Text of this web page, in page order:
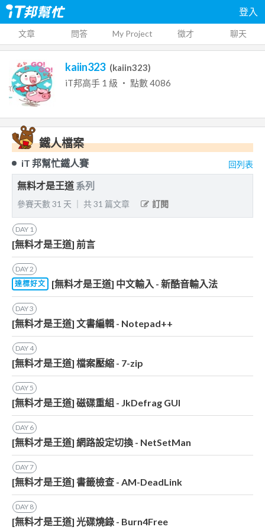
登入
文章 問答 My Project 徵才 聊天
kaiin323 (kaiin323)
iT邦高手 1 級 ‧ 點數4086
鐵人檔案
iT 邦幫忙鐵人賽 回列表
無料才是王道 系列
參賽天數31 天 共31 篇文章 訂閱
DAY 1
[無料才是王道] 前言
DAY2
達標好文
[無料才是王道] 中文輸入 - 新酷音輸入法
DAY3
[無料才是王道] 文書編輯 - Notepad++
DAY4
[無料才是王道] 檔案壓縮 - 7-zip
DAY5
[無料才是王道] 磁碟重組 - JkDefrag GUI
DAY 6
[無料才是王道] 網路設定切換 - NetSetMan
DAY7
[無料才是王道] 書籤檢查 - AM-DeadLink
DAY 8
[無料才是王道] 光碟燒錄 - Burn4Free